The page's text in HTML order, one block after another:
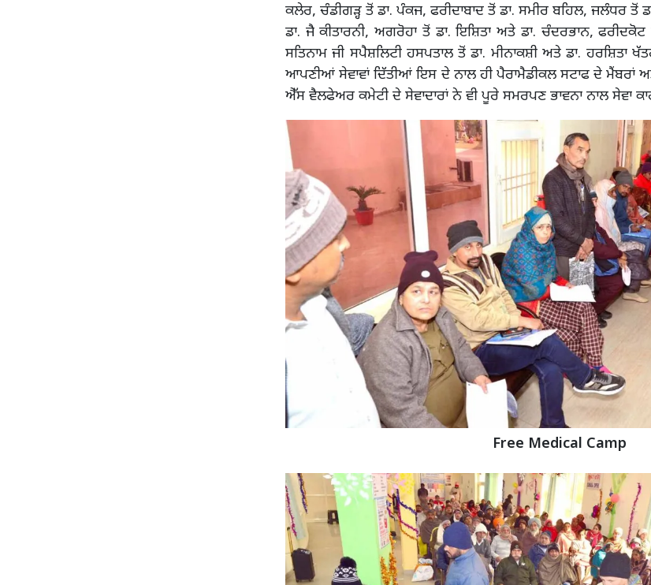
ਕਲੇਰ, ਚੰਡੀਗੜ੍ਹ ਤੋਂ ਡਾ. ਪੰਕਜ, ਫਰੀਦਾਬਾਦ ਤੋਂ ਡਾ. ਸਮੀਰ ਬਹਿਲ, ਜਲੰਧਰ ਤੋਂ
ਡਾ. ਜੈ ਕੀਤਾਰਨੀ, ਅਗਰੋਹਾ ਤੋਂ ਡਾ. ਇਸ਼ਿਤਾ ਅਤੇ ਡਾ. ਚੰਦਰਭਾਨ, ਫਰੀਦਕੋਟ
ਸਤਿਨਾਮ ਜੀ ਸਪੈਸ਼ਲਿਟੀ ਹਸਪਤਾਲ ਤੋਂ ਡਾ. ਮੀਨਾਕਸ਼ੀ ਅਤੇ ਡਾ. ਹਰਸ਼ਿਤਾ
ਆਪਣੀਆਂ ਸੇਵਾਵਾਂ ਦਿੱਤੀਆਂ ਇਸ ਦੇ ਨਾਲ ਹੀ ਪੈਰਾਮੈਡੀਕਲ ਸਟਾਫ ਦੇ ਮੈਂਬਰਾਂ
ਐੱਸ ਵੈਲਫੇਅਰ ਕਮੇਟੀ ਦੇ ਸੇਵਾਦਾਰਾਂ ਨੇ ਵੀ ਪੂਰੇ ਸਮਰਪਣ ਭਾਵਨਾ ਨਾਲ ਸੇਵਾ
Free Medical Camp